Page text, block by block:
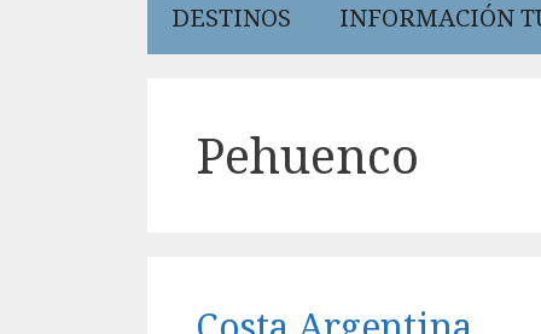
DESTINOS INFORMACIÓN
Pehuenco